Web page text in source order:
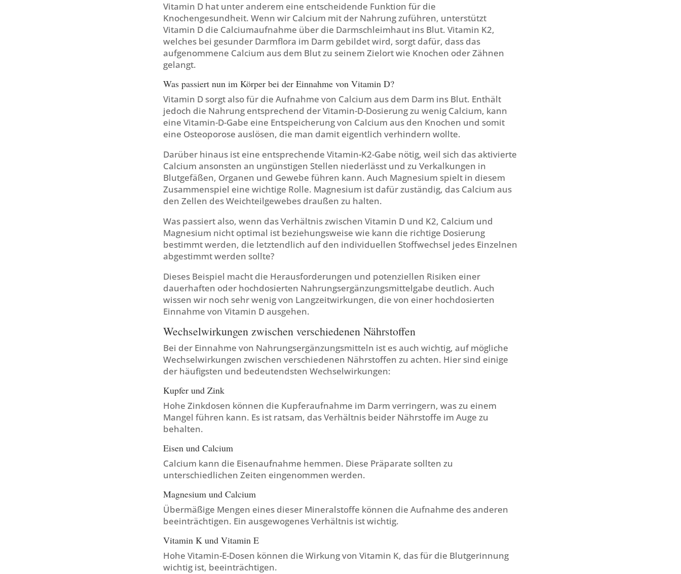
Vitamin D hat unter anderem eine entscheidende Funktion für die
Knochengesundheit. Wenn wir Calcium mit der Nahrung zuführen, unterstützt
Vitamin D die Calciumaufnahme über die Darmschleimhaut ins Blut. Vitamin K2,
welches bei gesunder Darmflora im Darm gebildet wird, sorgt dafür, dass das
aufgenommene Calcium aus dem Blut zu seinem Zielort wie Knochen oder Zähnen
gelangt.
Was passiert nun im Körper bei der Einnahme von Vitamin D?
Vitamin D sorgt also für die Aufnahme von Calcium aus dem Darm ins Blut. Enthält
jedoch die Nahrung entsprechend der Vitamin-D-Dosierung zu wenig Calcium, kann
eine Vitamin-D-Gabe eine Entspeicherung von Calcium aus den Knochen und somit
eine Osteoporose auslösen, die man damit eigentlich verhindern wollte.
Darüber hinaus ist eine entsprechende Vitamin-K2-Gabe nötig, weil sich das aktivierte
Calcium ansonsten an ungünstigen Stellen niederlässt und zu Verkalkungen in
Blutgefäßen, Organen und Gewebe führen kann. Auch Magnesium spielt in diesem
Zusammenspiel eine wichtige Rolle. Magnesium ist dafür zuständig, das Calcium aus
den Zellen des Weichteilgewebes draußen zu halten.
Was passiert also, wenn das Verhältnis zwischen Vitamin D und K2, Calcium und
Magnesium nicht optimal ist beziehungsweise wie kann die richtige Dosierung
bestimmt werden, die letztendlich auf den individuellen Stoffwechsel jedes Einzelnen
abgestimmt werden sollte?
Dieses Beispiel macht die Herausforderungen und potenziellen Risiken einer
dauerhaften oder hochdosierten Nahrungsergänzungsmittelgabe deutlich. Auch
wissen wir noch sehr wenig von Langzeitwirkungen, die von einer hochdosierten
Einnahme von Vitamin D ausgehen.
Wechselwirkungen zwischen verschiedenen Nährstoffen
Bei der Einnahme von Nahrungsergänzungsmitteln ist es auch wichtig, auf mögliche
Wechselwirkungen zwischen verschiedenen Nährstoffen zu achten. Hier sind einige
der häufigsten und bedeutendsten Wechselwirkungen:
Kupfer und Zink
Hohe Zinkdosen können die Kupferaufnahme im Darm verringern, was zu einem
Mangel führen kann. Es ist ratsam, das Verhältnis beider Nährstoffe im Auge zu
behalten.
Eisen und Calcium
Calcium kann die Eisenaufnahme hemmen. Diese Präparate sollten zu
unterschiedlichen Zeiten eingenommen werden.
Magnesium und Calcium
Übermäßige Mengen eines dieser Mineralstoffe können die Aufnahme des anderen
beeinträchtigen. Ein ausgewogenes Verhältnis ist wichtig.
Vitamin K und Vitamin E
Hohe Vitamin-E-Dosen können die Wirkung von Vitamin K, das für die Blutgerinnung
wichtig ist, beeinträchtigen.